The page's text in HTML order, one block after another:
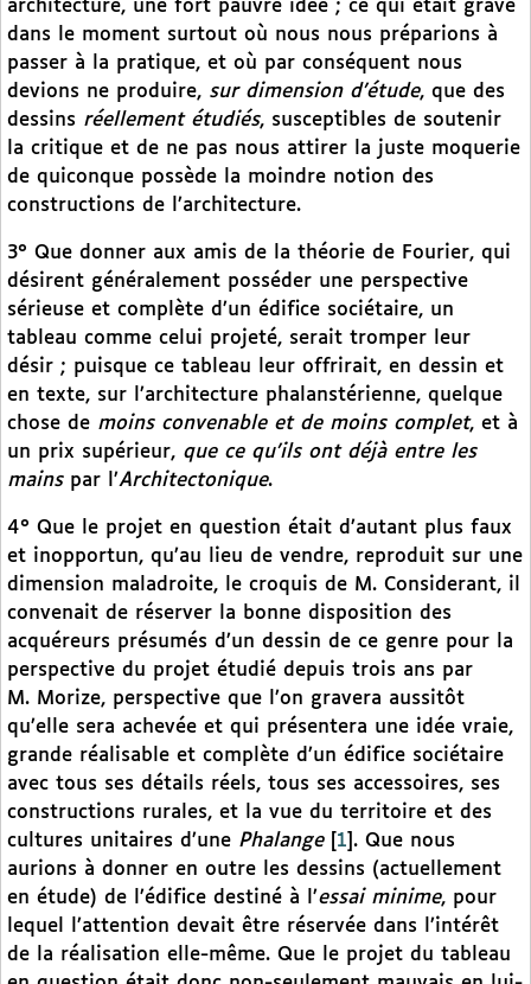
architecture, une fort pauvre idée ; ce qui était grave
dans le moment surtout où nous nous préparions à
passer à la pratique, et où par conséquent nous
devions ne produire, sur dimension d’étude, que des
dessins réellement étudiés, susceptibles de soutenir
la critique et de ne pas nous attirer la juste moquerie
de quiconque possède la moindre notion des
constructions de l’architecture.
3° Que donner aux amis de la théorie de Fourier, qui
désirent généralement posséder une perspective
sérieuse et complète d’un édifice sociétaire, un
tableau comme celui projeté, serait tromper leur
désir ; puisque ce tableau leur offrirait, en dessin et
en texte, sur l’architecture phalanstérienne, quelque
chose de moins convenable et de moins complet, et à
un prix supérieur, que ce qu’ils ont déjà entre les
mains par l’Architectonique.
4° Que le projet en question était d’autant plus faux
et inopportun, qu’au lieu de vendre, reproduit sur une
dimension maladroite, le croquis de M. Considerant, il
convenait de réserver la bonne disposition des
acquéreurs présumés d’un dessin de ce genre pour la
perspective du projet étudié depuis trois ans par
M. Morize, perspective que l’on gravera aussitôt
qu’elle sera achevée et qui présentera une idée vraie,
grande réalisable et complète d’un édifice sociétaire
avec tous ses détails réels, tous ses accessoires, ses
constructions rurales, et la vue du territoire et des
cultures unitaires d’une Phalange[ 1 . Que nous
aurions à donner en outre les dessins (actuellement
en étude) de l’édifice destiné à l’essai minime, pour
lequel l’attention devait être réservée dans l’intérêt
de la réalisation elle-même. Que le projet du tableau